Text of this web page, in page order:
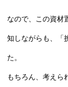
なので、この資材
知しながらも、「
た。
もちろん、考えら